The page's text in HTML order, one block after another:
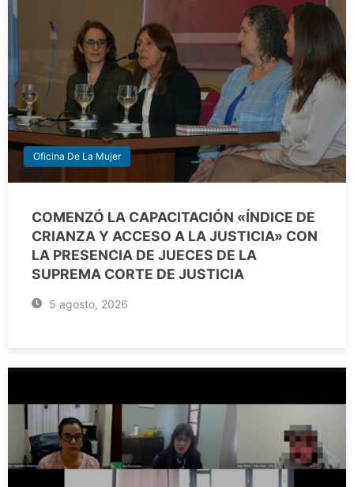
Oficina De La Mujer
COMENZÓ LA CAPACITACIÓN «ÍNDICE DE
CRIANZA Y ACCESO A LA JUSTICIA» CON
LA PRESENCIA DE JUECES DE LA
SUPREMA CORTE DE JUSTICIA
5 agosto, 2026